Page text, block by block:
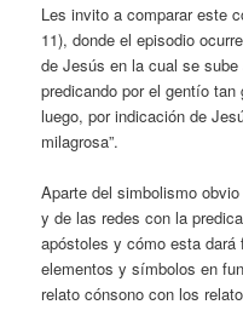
Les invito a comparar este
11), donde el episodio
de Jesús en la cual se
predicando por el gentío
luego, por indicación de
milagrosa”.
Aparte del simbolismo
y de las redes con la
apóstoles y cómo esta dará
elementos y símbolos en
relato cónsono con los